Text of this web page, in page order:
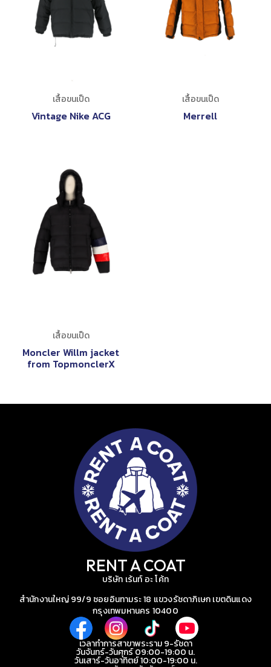
เสื้อขนเป็ด
Vintage Nike ACG
เสื้อขนเป็ด
Merrell
เสื้อขนเป็ด
Moncler Willm jacket
from TopmonclerX
RENT A COAT
บริษัท เร้นท์ อะ โค้ท
สำนักงานใหญ่ 99/9 ซอยอินทามระ 18 แขวงรัชดาภิเษก เขตดินแดง
กรุงเทพมหานคร 10400
เวลาทำการสาขาพระราม 9-รัชดา
วันจันทร์-วันศุกร์ 09:00-19:00 น.
วันเสาร์-วันอาทิตย์ 10:00-19:00 น.